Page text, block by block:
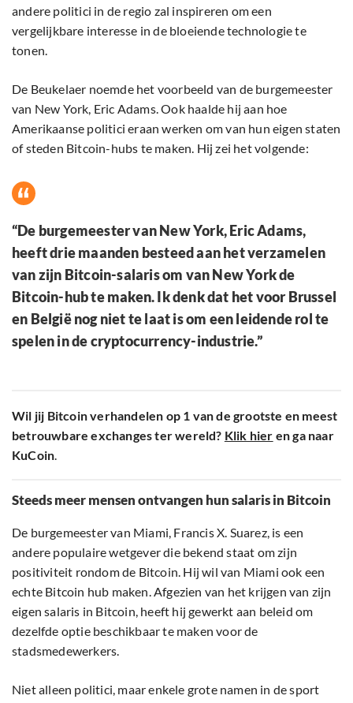
andere politici in de regio zal inspireren om een ​​
vergelijkbare interesse in de bloeiende technologie te
tonen.
De Beukelaer noemde het voorbeeld van de burgemeester
van New York, Eric Adams. Ook haalde hij aan hoe
Amerikaanse politici eraan werken om van hun eigen staten
of steden Bitcoin-hubs te maken. Hij zei het volgende:
“De burgemeester van New York, Eric Adams,
heeft drie maanden besteed aan het verzamelen
van zijn Bitcoin-salaris om van New York de
Bitcoin-hub te maken. Ik denk dat het voor Brussel
en België nog niet te laat is om een ​​leidende rol te
spelen in de cryptocurrency-industrie.”
Wil jij Bitcoin verhandelen op 1 van de grootste en meest
betrouwbare exchanges ter wereld? Klik hier en ga naar
KuCoin.
Steeds meer mensen ontvangen hun salaris in Bitcoin
De burgemeester van Miami, Francis X. Suarez, is een
andere populaire wetgever die bekend staat om zijn
positiviteit rondom de Bitcoin. Hij wil van Miami ook een
echte Bitcoin hub maken. Afgezien van het krijgen van zijn
eigen salaris in Bitcoin, heeft hij gewerkt aan beleid om
dezelfde optie beschikbaar te maken voor de
stadsmedewerkers.
Niet alleen politici, maar enkele grote namen in de sport